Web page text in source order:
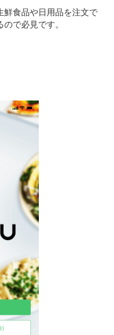
鮮食品や日用品を注文で
で必見です。